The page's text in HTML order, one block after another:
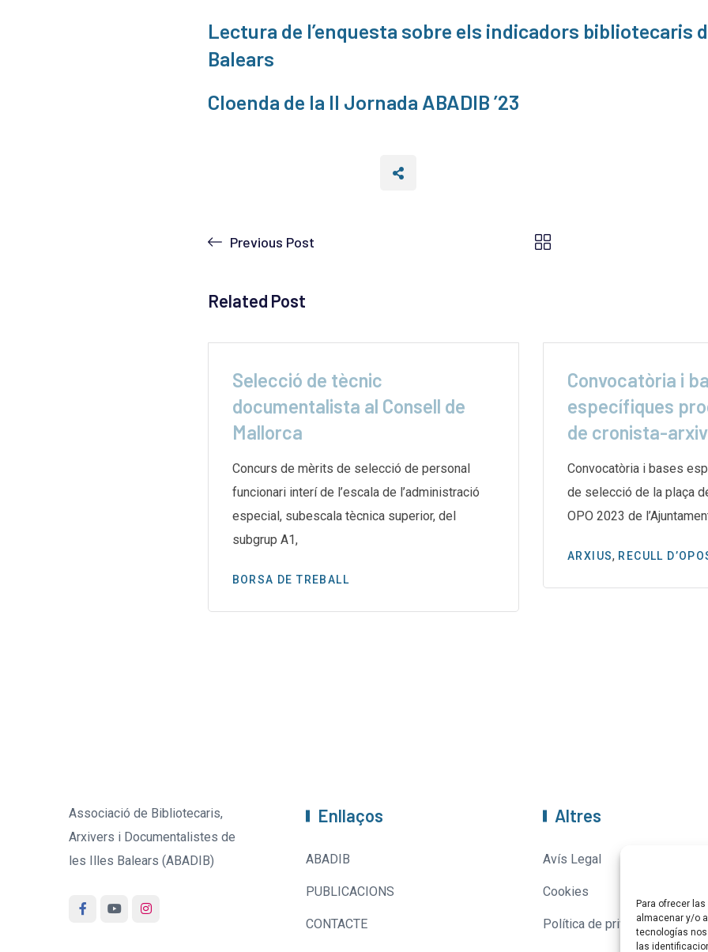
Para ofrecer
almacenar y/o
tecnologías
las
Lectura de l’enquesta sobre els indicadors bibliotecaris
Balears
Cloenda de la II Jornada ABADIB ’23
Previous Post
Related Post
Selecció de tècnic
documentalista al Consell de
Mallorca
Concurs de mèrits de selecció de personal
funcionari interí de l’escala de l’administració
especial, subescala tècnica superior, del
subgrup A1,
BORSA DE TREBALL
Convocatòria i
específiques
de cronista-
Convocatòria i bases
de selecció de la plaça
OPO 2023 de
ARXIUS, RECULL
Associació de Bibliotecaris,
Arxivers i Documentalistes de
les Illes Balears (ABADIB)
Enllaços
ABADIB
PUBLICACIONS
CONTACTE
Altres
Avís Legal
Cookies
Política de privacitat